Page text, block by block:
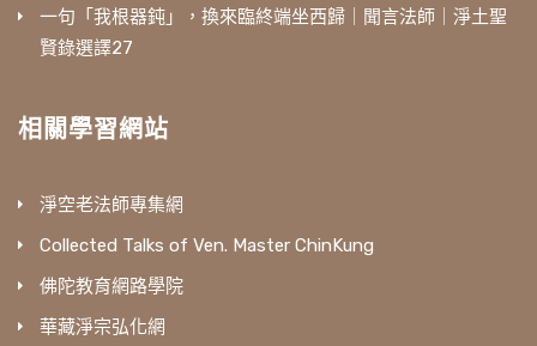
一句「我根器鈍」，換來臨終端坐西歸｜聞言法師｜淨土聖
賢錄選譯27
相關學習網站
淨空老法師專集網
Collected Talks of Ven. Master ChinKung
佛陀教育網路學院
華藏淨宗弘化網